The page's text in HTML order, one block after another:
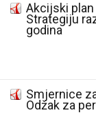
Akcijski plan
Strategiju
godina
Smjernice
Odžak za